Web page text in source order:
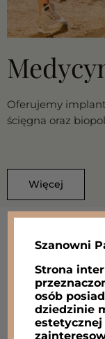
Oferujemy
ścięgna oraz
Więcej
Sklep
Szanowni
Strona
osób
dziedzinie
estetycznej